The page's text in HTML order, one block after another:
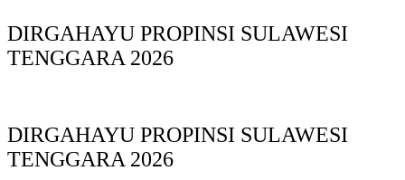
DIRGAHAYU PROPINSI SULAWESI
TENGGARA 2026
DIRGAHAYU PROPINSI SULAWESI
TENGGARA 2026